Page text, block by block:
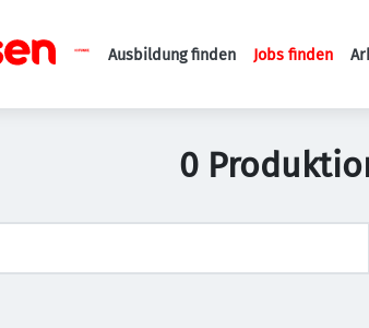
Ausbildung finden Jobs finden
0